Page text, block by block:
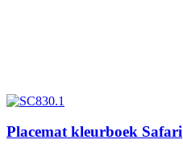
Placemat kleurboek Safari